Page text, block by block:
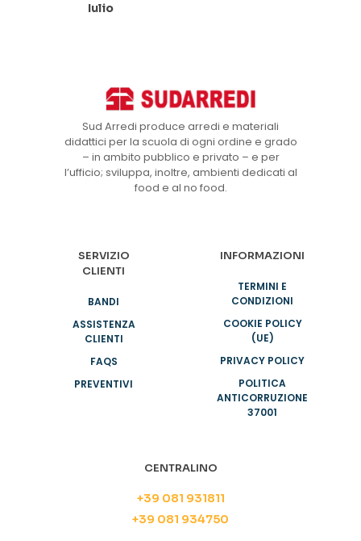
Iulio
Sud Arredi produce arredi e materiali
didattici per la scuola di ogni ordine e grado
– in ambito pubblico e privato – e per
l’ufficio; sviluppa, inoltre, ambienti dedicati al
food e al no food.
SERVIZIO
CLIENTI
BANDI
ASSISTENZA
CLIENTI
FAQS
PREVENTIVI
INFORMAZIONI
TERMINI E
CONDIZIONI
COOKIE POLICY
(UE)
PRIVACY POLICY
POLITICA
ANTICORRUZIONE
37001
CENTRALINO
+39 081 931811
+39 081 934750